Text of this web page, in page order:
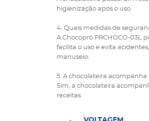
higienização após o uso.
4. Quais medidas de
A Chocopró PRCHOCO-03L
facilita o uso e evita
manuseio.
5. A chocolateira acompanha
Sim, a chocolateira
receitas.